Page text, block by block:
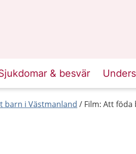
& besvär
barn i Västmanland Film: Att föda